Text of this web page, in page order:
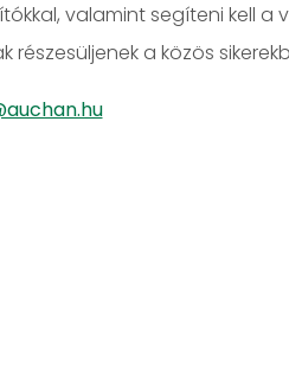
valamint segíteni kell
a közös